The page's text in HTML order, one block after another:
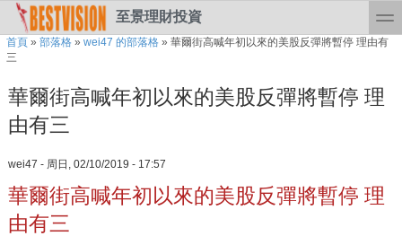
移至主內容
Skip to search
至景理財投資
您在這裡
首頁 »部落格 »wei47 的部落格 »華爾街高喊年初以來的美股反彈將暫停 理由有
三
華爾街高喊年初以來的美股反彈將暫停 理
由有三
wei47 - 周日, 02/10/2019 - 17:57
華爾街高喊年初以來的美股反彈將暫停 理
由有三